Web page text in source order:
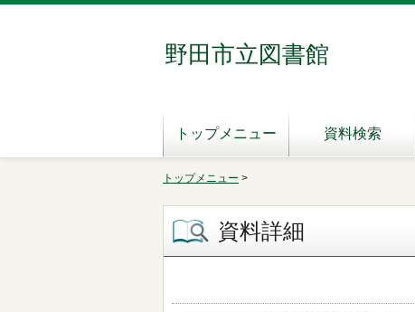
野田市立図書館
トップメニュー 資料検索
トップメニュー >
資料詳細